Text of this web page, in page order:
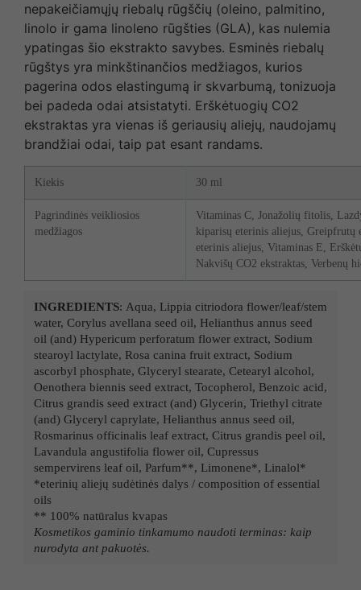
nepakeičiamųjų riebalų rūgščių (oleino, palmitino,
linolo ir gama linoleno rūgšties (GLA), kas nulemia
ypatingas šio ekstrakto savybes. Esminės riebalų
rūgštys yra minkštinančios medžiagos, kurios
pagerina odos elastingumą ir skvarbumą, tonizuoja
bei padeda odai atsistatyti. Erškėtuogių CO2
ekstraktas yra vienas iš geriausių aliejų, naudojamų
brandžiai odai, taip pat esant randams.
Kiekis 30 ml
Pagrindinės veikliosios
medžiagos
Vitaminas C, Jonažolių fitolis,
kiparisų eterinis aliejus, Greipfrutų
eterinis aliejus, Vitaminas E,
Nakvišų CO2 ekstraktas, Verbenų
INGREDIENTS: Aqua, Lippia citriodora flower/leaf/stem
water, Corylus avellana seed oil, Helianthus annus seed
oil (and) Hypericum perforatum flower extract, Sodium
stearoyl lactylate, Rosa canina fruit extract, Sodium
ascorbyl phosphate, Glyceryl stearate, Cetearyl alcohol,
Oenothera biennis seed extract, Tocopherol, Benzoic acid,
Citrus grandis seed extract (and) Glycerin, Triethyl citrate
(and) Glyceryl caprylate, Helianthus annus seed oil,
Rosmarinus officinalis leaf extract, Citrus grandis peel oil,
Lavandula angustifolia flower oil, Cupressus
sempervirens leaf oil, Parfum**, Limonene*, Linalol*
*eterinių aliejų sudėtinės dalys / composition of essential
oils
** 100% natūralus kvapas
Kosmetikos gaminio tinkamumo naudoti terminas: kaip
nurodyta ant pakuotės.